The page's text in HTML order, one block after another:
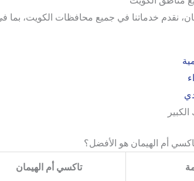
نقدم خدماتنا في جميع محافظات الكويت، بما
أم الهيمان هو الأفضل؟
تاكسي أم الهيمان